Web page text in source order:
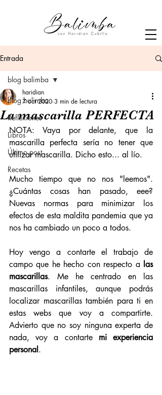
Entrada
blog balimba
Reflexiones
Libros
Último post
Recetas
blog balimba
La mascarilla PERFECTA
haridian
7 oct 2020 3 min de lectura
NOTA: Vaya por delante, que la
mascarilla perfecta sería no tener que
utilizar mascarilla. Dicho esto... al lío.
Mucho tiempo que no nos "leemos".
¿Cuántas cosas han pasado, eee?
Nuevas normas para minimizar los
efectos de esta maldita pandemia que ya
nos ha cambiado un poco a todos.
Hoy vengo a contarte el trabajo de
campo que he hecho con respecto a las
mascarillas. Me he centrado en las
mascarillas infantiles, aunque podrás
localizar mascarillas también para ti en
estas webs que voy a compartirte.
Advierto que no soy ninguna experta de
nada, voy a contarte mi experiencia
personal .